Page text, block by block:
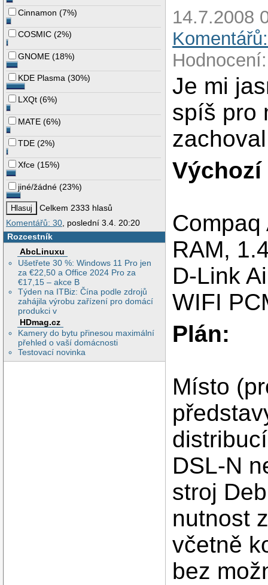
Cinnamon (7%)
COSMIC (2%)
GNOME (18%)
KDE Plasma (30%)
LXQt (6%)
MATE (6%)
TDE (2%)
Xfce (15%)
jiné/žádné (23%)
Celkem 2333 hlasů
Komentářů: 30, poslední 3.4. 20:20
Rozcestník
AbcLinuxu
Ušetřete 30 %: Windows 11 Pro jen
za €22,50 a Office 2024 Pro za
€17,15 – akce B
Týden na ITBiz: Čína podle zdrojů
zahájila výrobu zařízení pro domácí
produkci v
HDmag.cz
Kamery do bytu přinesou maximální
přehled o vaší domácnosti
Testovací novinka
14.7.2008
Je mi
spíš pro
RAM,
D-Link
WIFI
Plán:
Místo
DSL-N
stroj
nutnost
včetně
bez